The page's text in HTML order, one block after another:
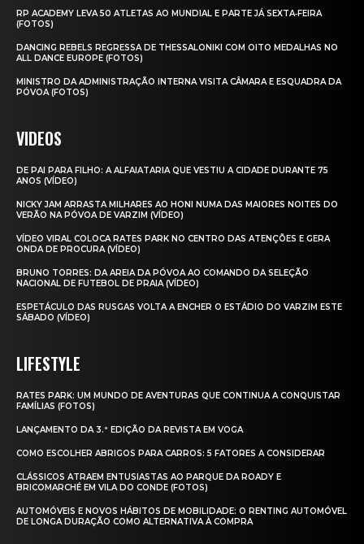
RP ACADEMY LEVA 50 ATLETAS AO MUNDIAL E PARTE JÁ SEXTA‑FEIRA
(FOTOS)
DANCING REBELS REGRESSA DE THESSALONIKI COM OITO MEDALHAS NO
ALL DANCE EUROPE (FOTOS)
MINISTRO DA ADMINISTRAÇÃO INTERNA VISITA CÂMARA E ESQUADRA DA
PÓVOA (FOTOS)
VIDEOS
DE PAI PARA FILHO: A ALFAIATARIA QUE VESTIU A CIDADE DURANTE 75
ANOS (VÍDEO)
NICKY JAM ARRASTA MILHARES AO HONI NUMA DAS MAIORES NOITES DO
VERÃO NA PÓVOA DE VARZIM (VÍDEO)
VÍDEO VIRAL COLOCA RATES PARK NO CENTRO DAS ATENÇÕES E GERA
ONDA DE PROCURA (VÍDEO)
BRUNO TORRES: DA AREIA DA PÓVOA AO COMANDO DA SELEÇÃO
NACIONAL DE FUTEBOL DE PRAIA (VÍDEO)
ESPETÁCULO DAS RUSGAS VOLTA A ENCHER O ESTÁDIO DO VARZIM ESTE
SÁBADO (VÍDEO)
LIFESTYLE
RATES PARK: UM MUNDO DE AVENTURAS QUE CONTINUA A CONQUISTAR
FAMÍLIAS (FOTOS)
LANÇAMENTO DA 3.ª EDIÇÃO DA REVISTA EM VOGA
COMO ESCOLHER ABRIGOS PARA CARROS: 5 FATORES A CONSIDERAR
CLÁSSICOS ATRAEM ENTUSIASTAS AO PARQUE DA ROADY E
BRICOMARCHÉ EM VILA DO CONDE (FOTOS)
AUTOMÓVEIS E NOVOS HÁBITOS DE MOBILIDADE: O RENTING AUTOMÓVEL
DE LONGA DURAÇÃO COMO ALTERNATIVA À COMPRA